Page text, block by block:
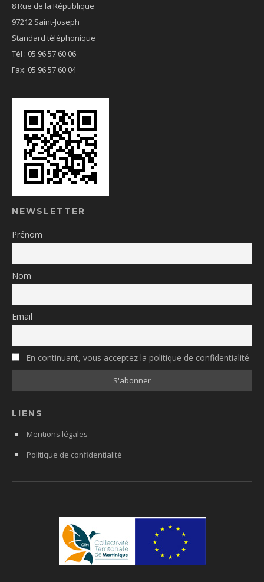
8 Rue de la République
97212 Saint-Joseph
Standard téléphonique
Tél : 05 96 57 60 06
Fax: 05 96 57 60 04
NEWSLETTER
Prénom
Nom
Email
En continuant, vous acceptez la politique de confidentialité
LIENS
Mentions légales
Politique de confidentialité